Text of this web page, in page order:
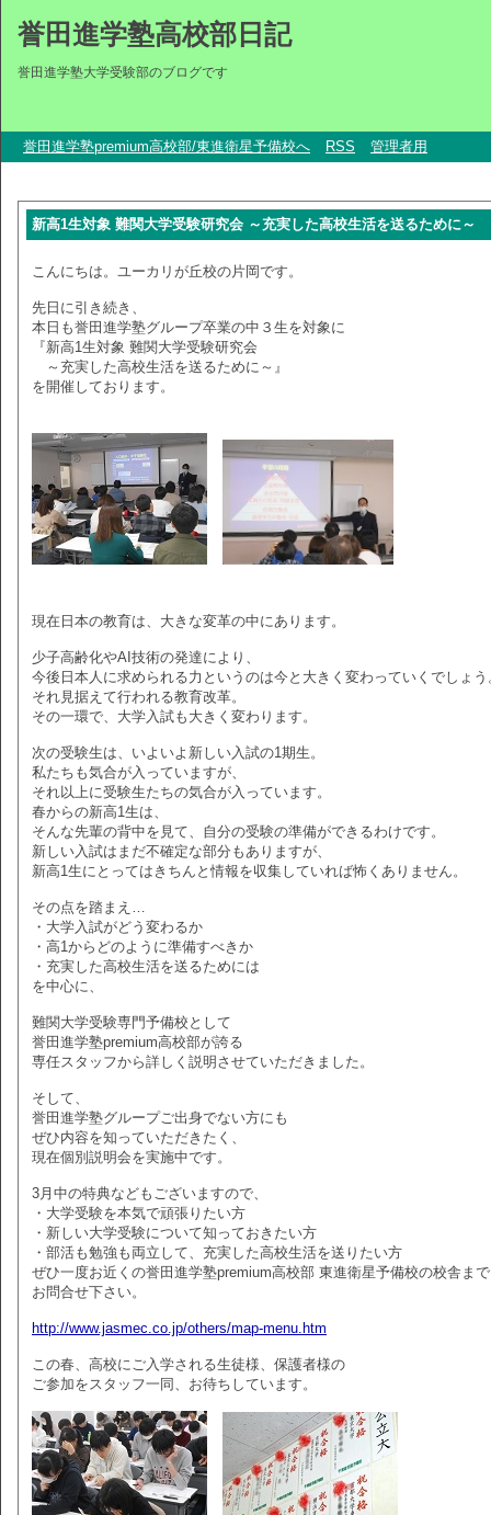
誉田進学塾高校部日記
誉田進学塾大学受験部のブログです
誉田進学塾premium高校部/東進衛星予備校へ RSS 管理者用
新高1生対象 難関大学受験研究会 ～充実した高校生活を送るために～
こんにちは。ユーカリが丘校の片岡です。
先日に引き続き、
本日も誉田進学塾グループ卒業の中３生を対象に
『新高1生対象 難関大学受験研究会
～充実した高校生活を送るために～』
を開催しております。
現在日本の教育は、大きな変革の中にあります。
少子高齢化やAI技術の発達により、
今後日本人に求められる力というのは今と大きく変わっていくでしょう
それ見据えて行われる教育改革。
その一環で、大学入試も大きく変わります。
次の受験生は、いよいよ新しい入試の1期生。
私たちも気合が入っていますが、
それ以上に受験生たちの気合が入っています。
春からの新高1生は、
そんな先輩の背中を見て、自分の受験の準備ができるわけです。
新しい入試はまだ不確定な部分もありますが、
新高1生にとってはきちんと情報を収集していれば怖くありません。
その点を踏まえ…
・大学入試がどう変わるか
・高1からどのように準備すべきか
・充実した高校生活を送るためには
を中心に、
難関大学受験専門予備校として
誉田進学塾premium高校部が誇る
専任スタッフから詳しく説明させていただきました。
そして、
誉田進学塾グループご出身でない方にも
ぜひ内容を知っていただきたく、
現在個別説明会を実施中です。
3月中の特典などもございますので、
・大学受験を本気で頑張りたい方
・新しい大学受験について知っておきたい方
・部活も勉強も両立して、充実した高校生活を送りたい方
ぜひ一度お近くの誉田進学塾premium高校部 東進衛星予備校の校舎まで
お問合せ下さい。
http://www.jasmec.co.jp/others/map-menu.htm
この春、高校にご入学される生徒様、保護者様の
ご参加をスタッフ一同、お待ちしています。